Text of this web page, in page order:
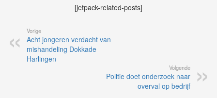
[jetpack-related-posts]
Vorige
Acht jongeren verdacht van
mishandeling Dokkade
Harlingen
Volgende
Politie doet onderzoek naar
overval op bedrijf